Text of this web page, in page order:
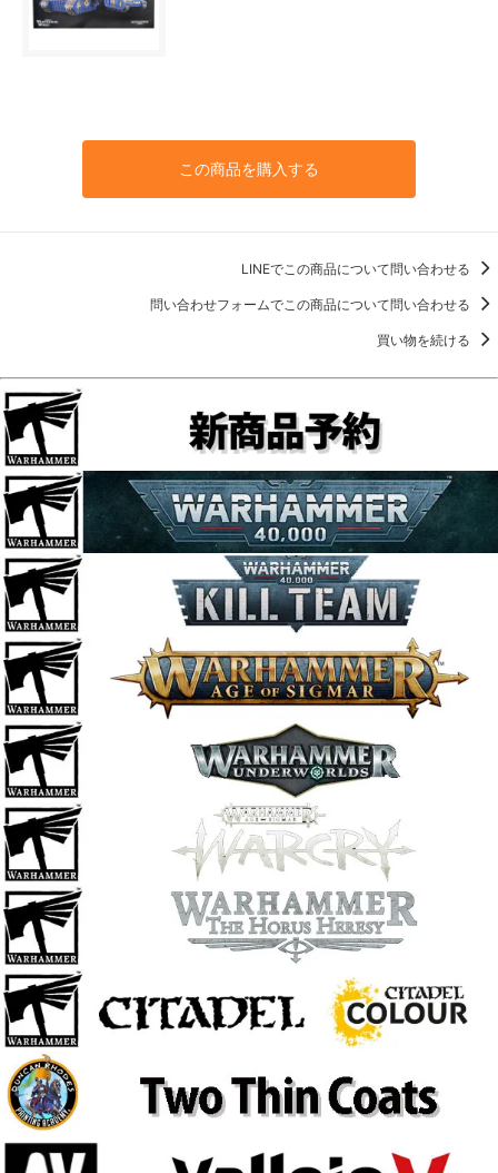
この商品を購入する
LINEでこの商品について問い合わせる
問い合わせフォームでこの商品について問い合わせる
買い物を続ける